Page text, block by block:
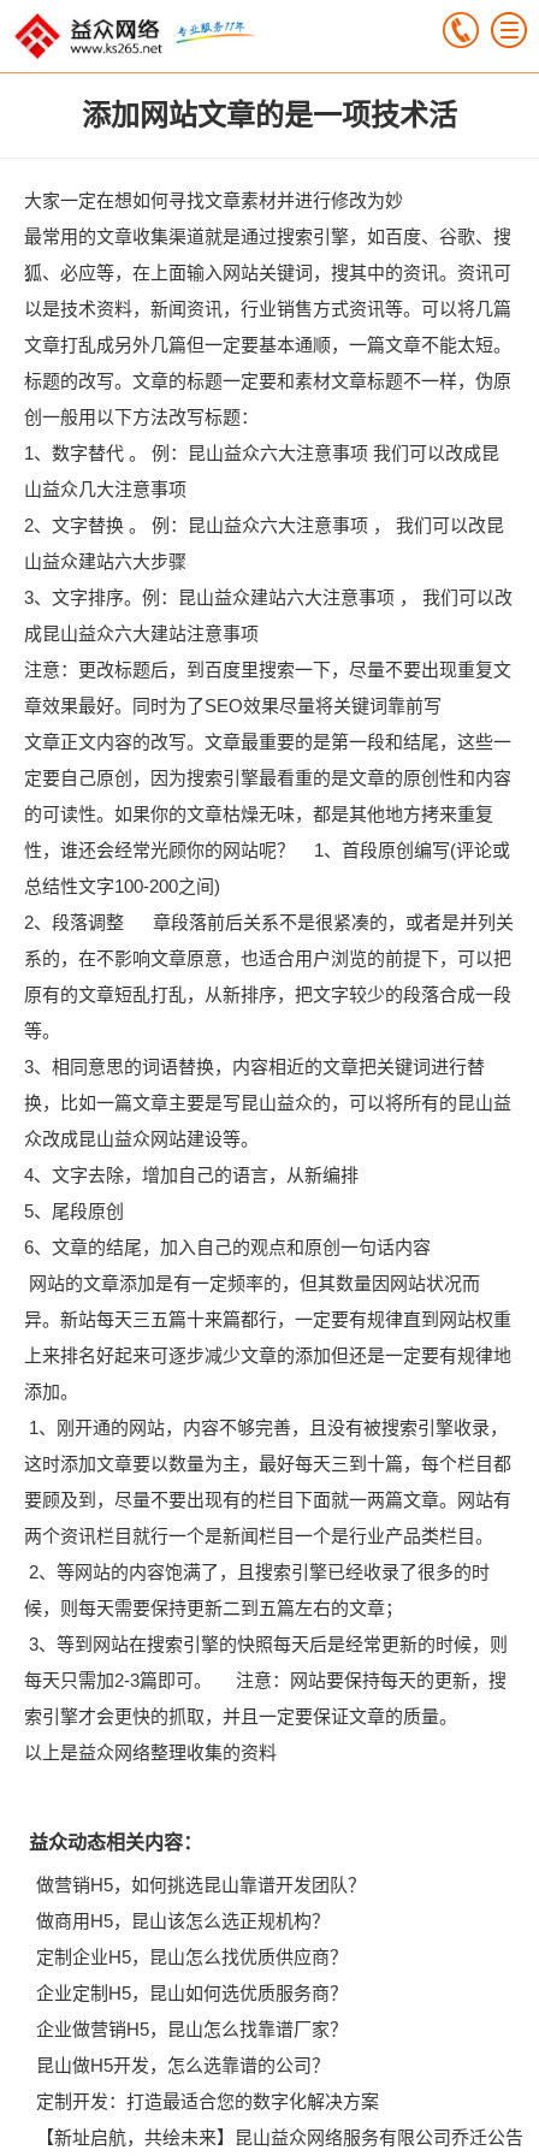
添加网站文章的是一项技术活
大家一定在想如何寻找文章素材并进行修改为妙
最常用的文章收集渠道就是通过搜索引擎，如百度、谷歌、搜
狐、必应等，在上面输入网站关键词，搜其中的资讯。资讯可
以是技术资料，新闻资讯，行业销售方式资讯等。可以将几篇
文章打乱成另外几篇但一定要基本通顺，一篇文章不能太短。
标题的改写。文章的标题一定要和素材文章标题不一样，伪原
创一般用以下方法改写标题：
1、数字替代 。 例：昆山益众六大注意事项 我们可以改成昆
山益众几大注意事项
2、文字替换 。 例：
昆山益众六大注意事项 ， 我们可以改昆
山益众建站六大步骤
3、文字排序。例：
昆山益众建站六大注意事项 ， 我们可以改
成昆山益众六大建站注意事项
注意：更改标题后，到百度里搜索一下，尽量不要出现重复文
章效果最好。同时为了SEO效果尽量将关键词靠前写
文章正文内容的改写。文章最重要的是第一段和结尾，这些一
定要自己原创，因为搜索引擎最看重的是文章的原创性和内容
的可读性。如果你的文章枯燥无味，都是其他地方拷来重复
性，谁还会经常光顾你的网站呢？ 1、首段原创编写(评论或
总结性文字100-200之间)
2、段落调整 章段落前后关系不是很紧凑的，或者是并列关
系的，在不影响文章原意，也适合用户浏览的前提下，可以把
原有的文章短乱打乱，从新排序，把文字较少的段落合成一段
等。
3、相同意思的词语替换，内容相近的文章把关键词进行替
换，比如一篇文章主要是写昆山益众的，可以将所有的昆山益
众改成昆山益众网站建设等。
4、文字去除，增加自己的语言，从新编排
5、尾段原创
6、文章的结尾，加入自己的观点和原创一句话内容
网站的文章添加是有一定频率的，但其数量因网站状况而
异。新站每天三五篇十来篇都行，一定要有规律直到网站权重
上来排名好起来可逐步减少文章的添加但还是一定要有规律地
添加。
1、刚开通的网站，内容不够完善，且没有被搜索引擎收录，
这时添加文章要以数量为主，最好每天三到十篇，每个栏目都
要顾及到，尽量不要出现有的栏目下面就一两篇文章。网站有
两个资讯栏目就行一个是新闻栏目一个是行业产品类栏目。
2、等网站的内容饱满了，且搜索引擎已经收录了很多的时
候，则每天需要保持更新二到五篇左右的文章；
3、等到网站在搜索引擎的快照每天后是经常更新的时候，则
每天只需加2-3篇即可。 注意：网站要保持每天的更新，搜
索引擎才会更快的抓取，并且一定要保证文章的质量。
以上是益众网络整理收集的资料
益众动态相关内容：
做营销H5，如何挑选昆山靠谱开发团队？
做商用H5，昆山该怎么选正规机构？
定制企业H5，昆山怎么找优质供应商？
企业定制H5，昆山如何选优质服务商？
企业做营销H5，昆山怎么找靠谱厂家？
昆山做H5开发，怎么选靠谱的公司？
定制开发：打造最适合您的数字化解决方案
【新址启航，共绘未来】昆山益众网络服务有限公司乔迁公告